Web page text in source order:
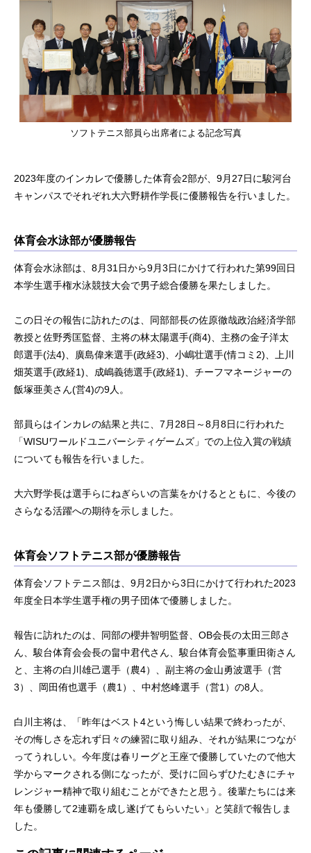
ソフトテニス部員ら出席者による記念写真
2023年度のインカレで優勝した体育会2部が、9月27日に駿河台
キャンパスでそれぞれ大六野耕作学長に優勝報告を行いました。
体育会水泳部が優勝報告
体育会水泳部は、8月31日から9月3日にかけて行われた第99回日
本学生選手権水泳競技大会で男子総合優勝を果たしました。
この日その報告に訪れたのは、同部部長の佐原徹哉政治経済学部
教授と佐野秀匡監督、主将の林太陽選手(商4)、主務の金子洋太
郎選手(法4)、廣島偉来選手(政経3)、小嶋壮選手(情コミ2)、上川
畑英選手(政経1)、成嶋義徳選手(政経1)、チーフマネージャーの
飯塚亜美さん(営4)の9人。
部員らはインカレの結果と共に、7月28日～8月8日に行われた
「WISUワールドユニバーシティゲームズ」での上位入賞の戦績
についても報告を行いました。
大六野学長は選手らにねぎらいの言葉をかけるとともに、今後の
さらなる活躍への期待を示しました。
体育会ソフトテニス部が優勝報告
体育会ソフトテニス部は、9月2日から3日にかけて行われた2023
年度全日本学生選手権の男子団体で優勝しました。
報告に訪れたのは、同部の櫻井智明監督、OB会長の太田三郎さ
ん、駿台体育会会長の畠中君代さん、駿台体育会監事重田衛さん
と、主将の白川雄己選手（農4）、副主将の金山勇波選手（営
3）、岡田侑也選手（農1）、中村悠峰選手（営1）の8人。
白川主将は、「昨年はベスト4という悔しい結果で終わったが、
その悔しさを忘れず日々の練習に取り組み、それが結果につなが
ってうれしい。今年度は春リーグと王座で優勝していたので他大
学からマークされる側になったが、受けに回らずひたむきにチャ
レンジャー精神で取り組むことができたと思う。後輩たちには来
年も優勝して2連覇を成し遂げてもらいたい」と笑顔で報告しま
した。